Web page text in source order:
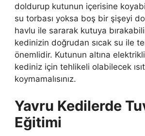
doldurup kutunun içerisine
su torbası yoksa boş bir şişeyi
havlu ile sararak kutuya
kedinizin doğrudan sıcak su ile
önemlidir. Kutunun altına
kediniz için tehlikeli olabilecek
koymamalısınız.
Yavru Kedilerde
Eğitimi